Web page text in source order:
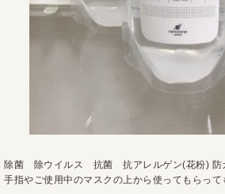
除菌 除ウイルス 抗菌 抗アレルゲン(花粉)
手指やご使用中のマスクの上から使ってもらって